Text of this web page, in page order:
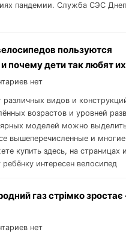
пандемии. Служба СЭС
пользуются
почему дети так любят их
нет
видов и
возрастов и уровней
моделей можно
вышеперечисленные и многие
купить здесь, на страницах
интересен велосипед
газ стрімко
нет